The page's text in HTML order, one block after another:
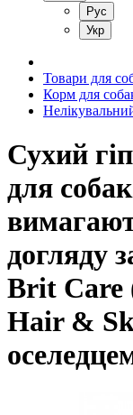
Рус
Укр
Товари для
Корм для
Сухий
для
догляду
Brit Care
Hair &